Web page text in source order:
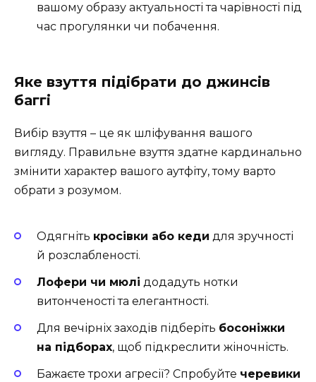
вашому образу актуальності та чарівності під
час прогулянки чи побачення.
Яке взуття підібрати до джинсів
баггі
Вибір взуття – це як шліфування вашого
вигляду. Правильне взуття здатне кардинально
змінити характер вашого аутфіту, тому варто
обрати з розумом.
Одягніть кросівки або кеди для зручності
й розслабленості.
Лофери чи мюлі додадуть нотки
витонченості та елегантності.
Для вечірніх заходів підберіть босоніжки
на підборах, щоб підкреслити жіночність.
Бажаєте трохи агресії? Спробуйте черевики